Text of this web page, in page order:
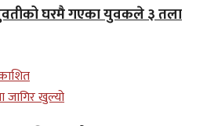
घरमै गएका युवकले ३ तला